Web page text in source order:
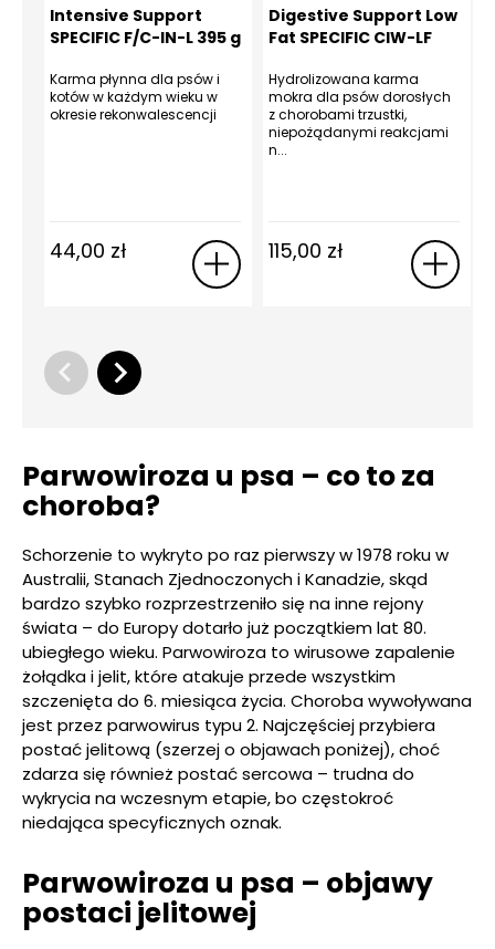
Intensive Support
SPECIFIC F/C-IN-L 395 g
Karma płynna dla psów i
kotów w każdym wieku w
okresie rekonwalescencji
44,00 zł
Digestive Support Low
Fat SPECIFIC CIW-LF
Hydrolizowana karma
mokra dla psów dorosłych
z chorobami trzustki,
niepożądanymi reakcjami
n...
115,00 zł
Parwowiroza u psa – co to za
choroba?
Schorzenie to wykryto po raz pierwszy w 1978 roku w
Australii, Stanach Zjednoczonych i Kanadzie, skąd
bardzo szybko rozprzestrzeniło się na inne rejony
świata – do Europy dotarło już początkiem lat 80.
ubiegłego wieku. Parwowiroza to wirusowe zapalenie
żołądka i jelit, które atakuje przede wszystkim
szczenięta do 6. miesiąca życia. Choroba wywoływana
jest przez parwowirus typu 2. Najczęściej przybiera
postać jelitową (szerzej o objawach poniżej), choć
zdarza się również postać sercowa – trudna do
wykrycia na wczesnym etapie, bo częstokroć
niedająca specyficznych oznak.
Parwowiroza u psa – objawy
postaci jelitowej